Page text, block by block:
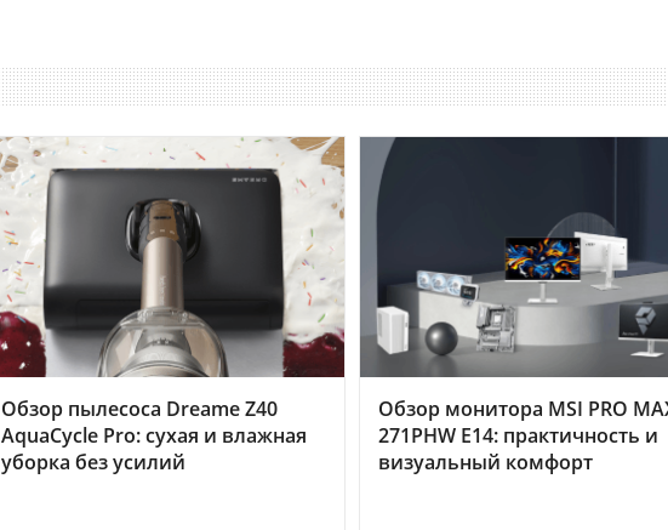
Обзор пылесоса Dreame Z40
AquaCycle Pro: сухая и влажная
уборка без усилий
Обзор монитора MSI PRO
271PHW E14: практичность и
визуальный комфорт